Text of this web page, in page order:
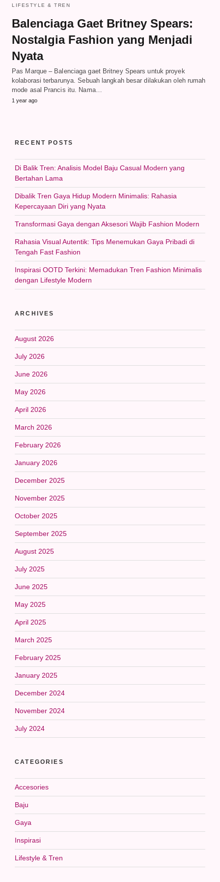
LIFESTYLE & TREN
Balenciaga Gaet Britney Spears:
Nostalgia Fashion yang Menjadi
Nyata
Pas Marque – Balenciaga gaet Britney Spears untuk proyek
kolaborasi terbarunya. Sebuah langkah besar dilakukan oleh rumah
mode asal Prancis itu. Nama…
1 year ago
RECENT POSTS
Di Balik Tren: Analisis Model Baju Casual Modern yang
Bertahan Lama
Dibalik Tren Gaya Hidup Modern Minimalis: Rahasia
Kepercayaan Diri yang Nyata
Transformasi Gaya dengan Aksesori Wajib Fashion Modern
Rahasia Visual Autentik: Tips Menemukan Gaya Pribadi di
Tengah Fast Fashion
Inspirasi OOTD Terkini: Memadukan Tren Fashion Minimalis
dengan Lifestyle Modern
ARCHIVES
August 2026
July 2026
June 2026
May 2026
April 2026
March 2026
February 2026
January 2026
December 2025
November 2025
October 2025
September 2025
August 2025
July 2025
June 2025
May 2025
April 2025
March 2025
February 2025
January 2025
December 2024
November 2024
July 2024
CATEGORIES
Accesories
Baju
Gaya
Inspirasi
Lifestyle & Tren